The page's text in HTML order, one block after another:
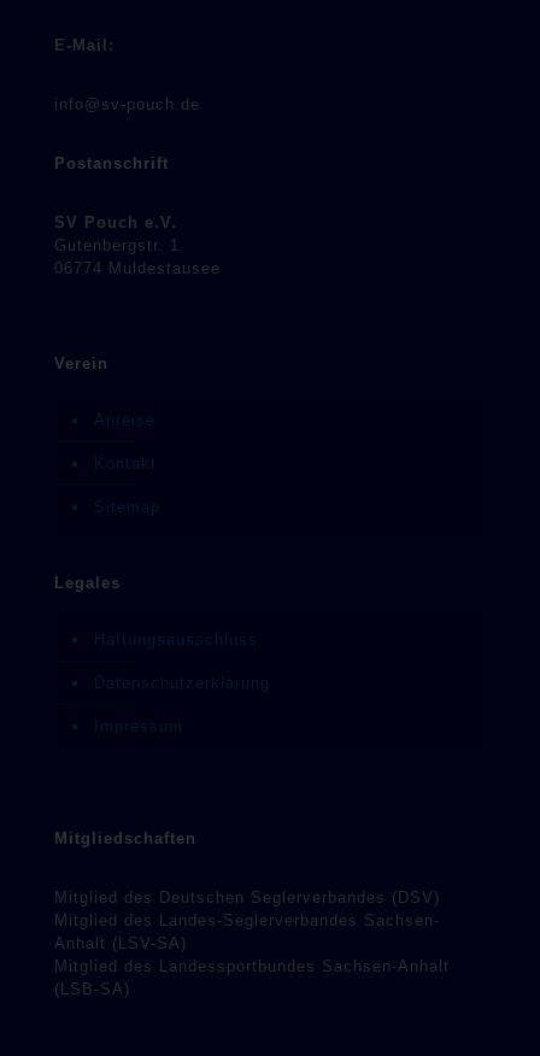
E-Mail:
info@sv-pouch.de
Postanschrift
SV Pouch e.V.
Gutenbergstr. 1
06774 Muldestausee
Verein
Anreise
Kontakt
Sitemap
Legales
Haftungsausschluss
Datenschutzerklärung
Impressum
Mitgliedschaften
Mitglied des Deutschen Seglerverbandes (DSV)
Mitglied des Landes-Seglerverbandes Sachsen-
Anhalt (LSV-SA)
Mitglied des Landessportbundes Sachsen-Anhalt
(LSB-SA)